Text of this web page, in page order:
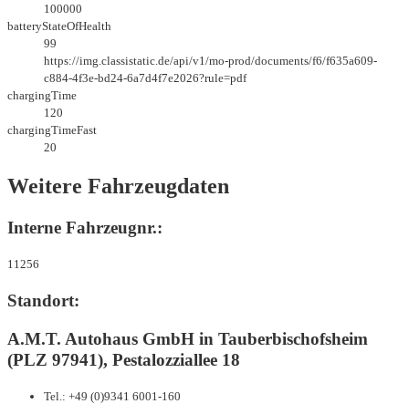
100000
batteryStateOfHealth
99
https://img.classistatic.de/api/v1/mo-prod/documents/f6/f635a609-
c884-4f3e-bd24-6a7d4f7e2026?rule=pdf
chargingTime
120
chargingTimeFast
20
Weitere Fahrzeugdaten
Interne Fahrzeugnr.:
11256
Standort:
A.M.T. Autohaus GmbH in Tauberbischofsheim
(PLZ 97941), Pestalozziallee 18
Tel.: +49 (0)9341 6001-160